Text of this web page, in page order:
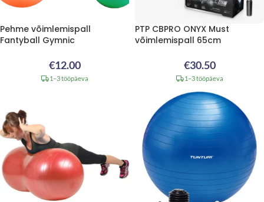
Pehme võimlemispall
Fantyball Gymnic
€12.00
1–3 tööpäeva
PTP CBPRO ONYX Must
võimlemispall 65cm
€30.50
1–3 tööpäeva